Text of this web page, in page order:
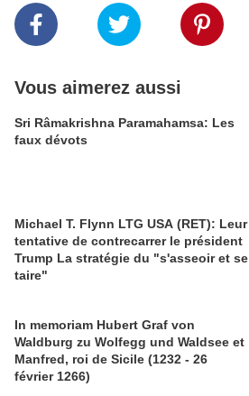
Vous aimerez aussi
Sri Râmakrishna Paramahamsa: Les
faux dévots
Michael T. Flynn LTG USA (RET): Leur
tentative de contrecarrer le président
Trump La stratégie du "s'asseoir et se
taire"
In memoriam Hubert Graf von
Waldburg zu Wolfegg und Waldsee et
Manfred, roi de Sicile (1232 - 26
février 1266)